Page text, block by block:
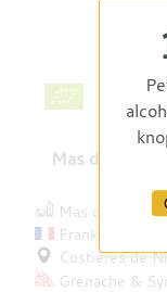
Mas des
Mas des
Frankrijk
Costières de
Grenache